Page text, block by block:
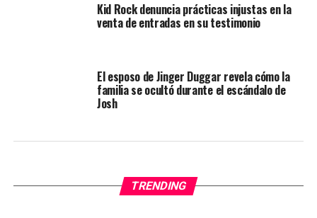
Kid Rock denuncia prácticas injustas en la
venta de entradas en su testimonio
El esposo de Jinger Duggar revela cómo la
familia se ocultó durante el escándalo de
Josh
TRENDING